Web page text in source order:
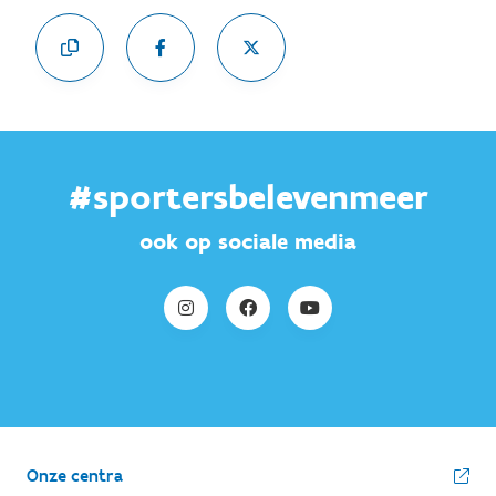
#sportersbelevenmeer
ook op sociale media
Onze centra